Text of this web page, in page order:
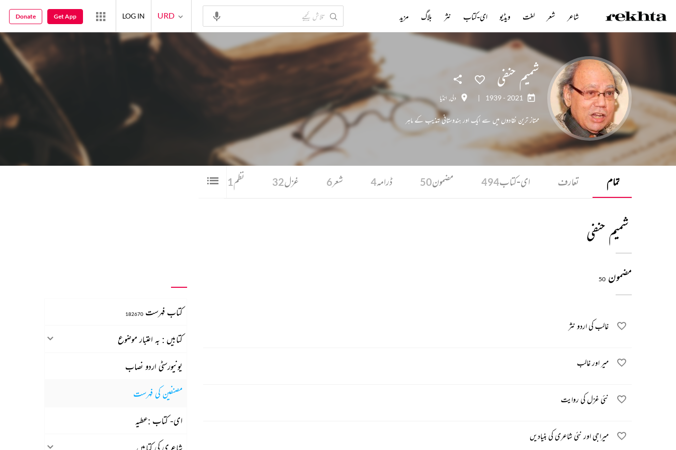
شمیم حنفی
1939 - 2021
| دلی, انڈیا
ممتاز ترین نقادوں میں سے ایک اور ہندوستانی تہذیب کے ماہر
تمام تعارف ای-کتاب494 مضمون50 ڈرامہ4 شعر6 غزل32 نظم1
شمیم حنفی
مضمون 50
غالب کی اردو نثر
میر اور غالب
نئی غزل کی روایت
میراجی اور نئی شاعری کی بنیادیں
کتاب فہرست 182670
کتابیں : بہ اعتبار موضوع
یونیورسٹی اردو نصاب
مصنفین کی فہرست
ای- کتاب :عطیہ
شاعری کی کتابیں
شاعر شعر لغت ویڈیو ای-کتاب نثر بلاگ مزید URD
LOG IN
Get App
Donate